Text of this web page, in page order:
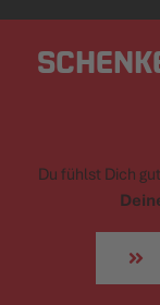
Du fühlst Dich